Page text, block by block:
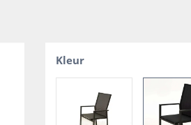
Kleur